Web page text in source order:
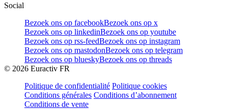
Social
Bezoek ons op facebookBezoek ons op x
Bezoek ons op linkedinBezoek ons op youtube
Bezoek ons op rss-feedBezoek ons op instagram
Bezoek ons op mastodonBezoek ons op telegram
Bezoek ons op blueskyBezoek ons op threads
© 2026 Euractiv FR
Politique de confidentialité Politique cookies
Conditions générales Conditions d’abonnement
Conditions de vente